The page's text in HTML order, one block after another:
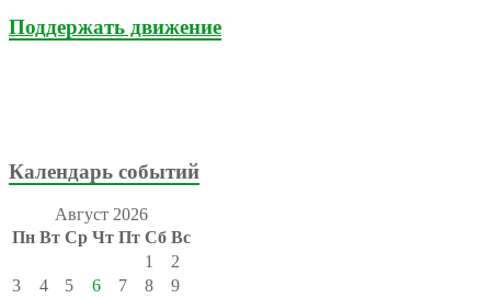
Поддержать движение
Календарь событий
Август 2026
Пн Вт Ср Чт Пт Сб Вс
1
2
3
4 5 6 7 8
9